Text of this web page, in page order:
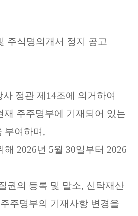
주식명의개서 정지 공고
사 정관 제 14조에 의거하여
재 주주명부에 기재되어 있는
부여하며 ,
해 2026년 5월 30일부터 2026
권의 등록 및 말소, 신탁재산
주명부의 기재사항 변경을